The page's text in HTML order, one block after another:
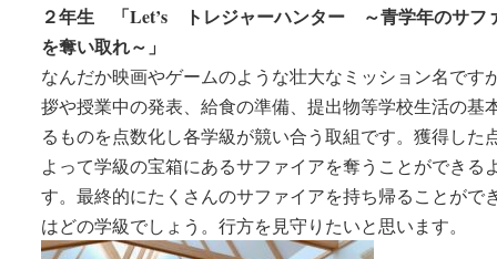
２年生 「Let’s トレジャーハンター ～青学年のサフ
を奪い取れ～」
なんだか映画やゲームのような壮大なミッション名です
拶や授業中の発表、給食の準備、提出物等学校生活の基
るものを点数化し各学級が競い合う取組です。獲得した
よって学級の宝箱にあるサファイアを奪うことができる
す。最終的にたくさんのサファイアを持ち帰ることがで
はどの学級でしょう。行方を見守りたいと思います。